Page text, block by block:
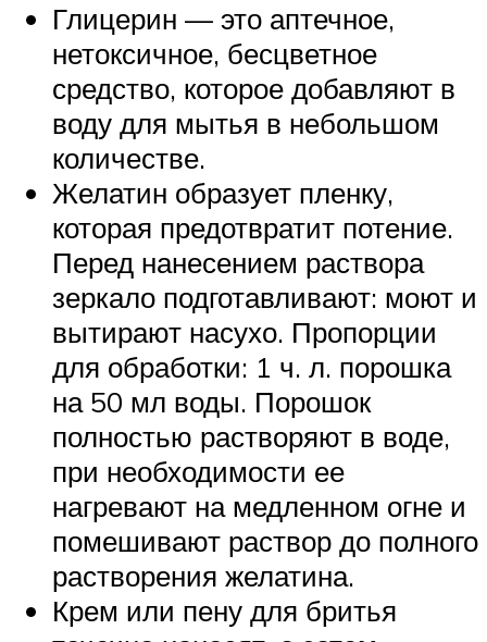
Глицерин — это аптечное,
нетоксичное, бесцветное
средство, которое добавляют в
воду для мытья в небольшом
количестве.
Желатин образует пленку,
которая предотвратит потение.
Перед нанесением раствора
зеркало подготавливают: моют и
вытирают насухо. Пропорции
для обработки: 1 ч. л. порошка
на 50 мл воды. Порошок
полностью растворяют в воде,
при необходимости ее
нагревают на медленном огне и
помешивают раствор до полного
растворения желатина.
Крем или пену для бритья